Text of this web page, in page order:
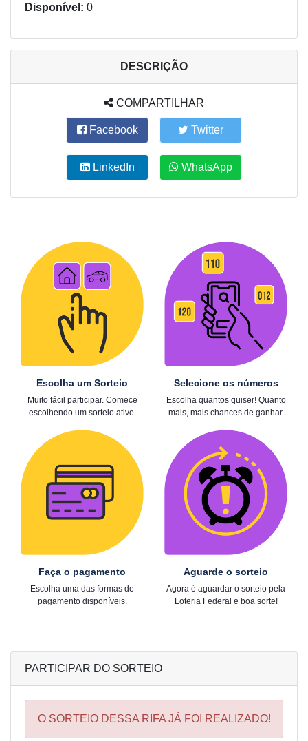
Disponível: 0
DESCRIÇÃO
COMPARTILHAR
Facebook Twitter
LinkedIn WhatsApp
Escolha um Sorteio
Muito fácil participar. Comece
escolhendo um sorteio ativo.
Selecione os números
Escolha quantos quiser! Quanto
mais, mais chances de ganhar.
Faça o pagamento
Escolha uma das formas de
pagamento disponíveis.
Aguarde o sorteio
Agora é aguardar o sorteio pela
Loteria Federal e boa sorte!
PARTICIPAR DO SORTEIO
O SORTEIO DESSA RIFA JÁ FOI REALIZADO!